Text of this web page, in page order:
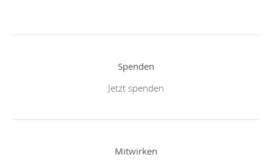
Spenden
Jetzt spenden
Mitwirken